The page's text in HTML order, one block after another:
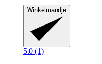
Winkelmandje
5.0 (1)